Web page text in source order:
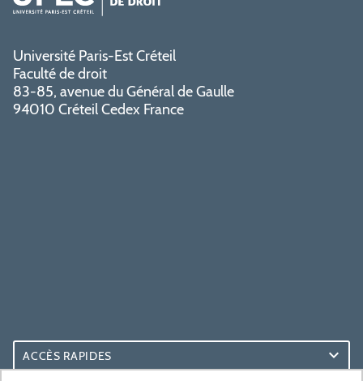
Université Paris-Est Créteil
Faculté de droit
83-85, avenue du Général de Gaulle
94010 Créteil Cedex France
ACCÈS RAPIDES